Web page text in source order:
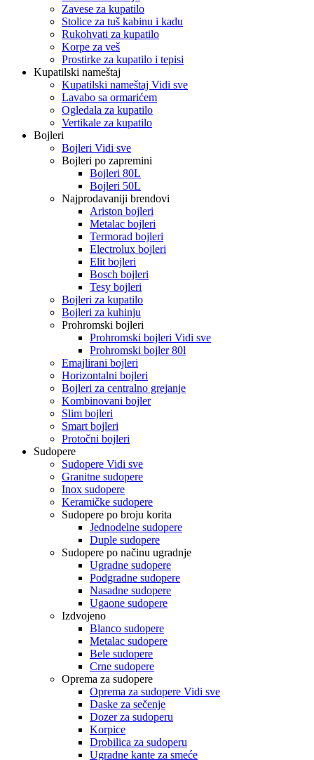
Zavese za kupatilo
Stolice za tuš kabinu i kadu
Rukohvati za kupatilo
Korpe za veš
Prostirke za kupatilo i tepisi
Kupatilski nameštaj
Kupatilski nameštaj Vidi sve
Lavabo sa ormarićem
Ogledala za kupatilo
Vertikale za kupatilo
Bojleri
Bojleri Vidi sve
Bojleri po zapremini
Bojleri 80L
Bojleri 50L
Najprodavaniji brendovi
Ariston bojleri
Metalac bojleri
Termorad bojleri
Electrolux bojleri
Elit bojleri
Bosch bojleri
Tesy bojleri
Bojleri za kupatilo
Bojleri za kuhinju
Prohromski bojleri
Prohromski bojleri Vidi sve
Prohromski bojler 80l
Emajlirani bojleri
Horizontalni bojleri
Bojleri za centralno grejanje
Kombinovani bojler
Slim bojleri
Smart bojleri
Protočni bojleri
Sudopere
Sudopere Vidi sve
Granitne sudopere
Inox sudopere
Keramičke sudopere
Sudopere po broju korita
Jednodelne sudopere
Duple sudopere
Sudopere po načinu ugradnje
Ugradne sudopere
Podgradne sudopere
Nasadne sudopere
Ugaone sudopere
Izdvojeno
Blanco sudopere
Metalac sudopere
Bele sudopere
Crne sudopere
Oprema za sudopere
Oprema za sudopere Vidi sve
Daske za sečenje
Dozer za sudoperu
Korpice
Drobilica za sudoperu
Ugradne kante za smeće